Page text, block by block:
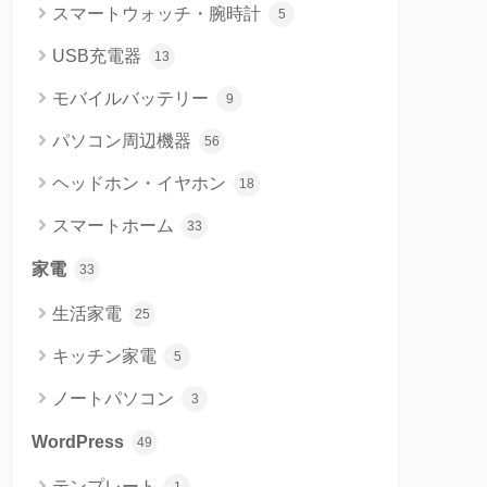
スマートウォッチ・腕時計 5
USB充電器 13
モバイルバッテリー 9
パソコン周辺機器 56
ヘッドホン・イヤホン 18
スマートホーム 33
家電 33
生活家電 25
キッチン家電 5
ノートパソコン 3
WordPress 49